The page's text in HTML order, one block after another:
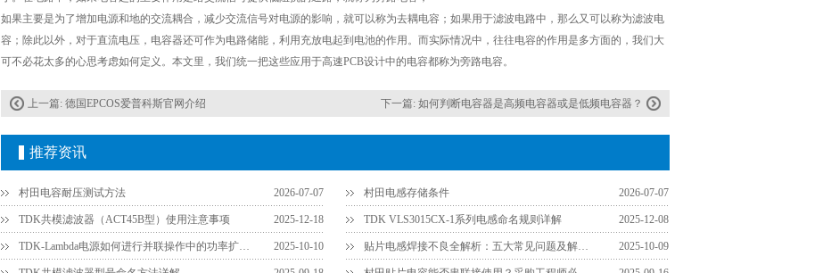
如果主要是为了增加电源和地的交流耦合，减少交流信号对电源的影响，就可以称为去耦电容；如果用于滤波电路中，那么又可以称为滤波电
容；除此以外，对于直流电压，电容器还可作为电路储能，利用充放电起到电池的作用。而实际情况中，往往电容的作用是多方面的，我们大
可不必花太多的心思考虑如何定义。本文里，我们统一把这些应用于高速PCB设计中的电容都称为旁路电容。
上一篇: 德国EPCOS爱普科斯官网介绍 下一篇: 如何判断电容器是高频电容器或是低频电容器？
推荐资讯
村田电容耐压测试方法 2026-07-07 村田电感存储条件 2026-07-07
TDK共模滤波器（ACT45B型）使用注意事项 2025-12-18 TDK VLS3015CX-1系列电感命名规则详解 2025-12-08
TDK-Lambda电源如何进行并联操作中的功率扩展？ 2025-10-10 贴片电感焊接不良全解析：五大常见问题及解决方案 2025-10-09